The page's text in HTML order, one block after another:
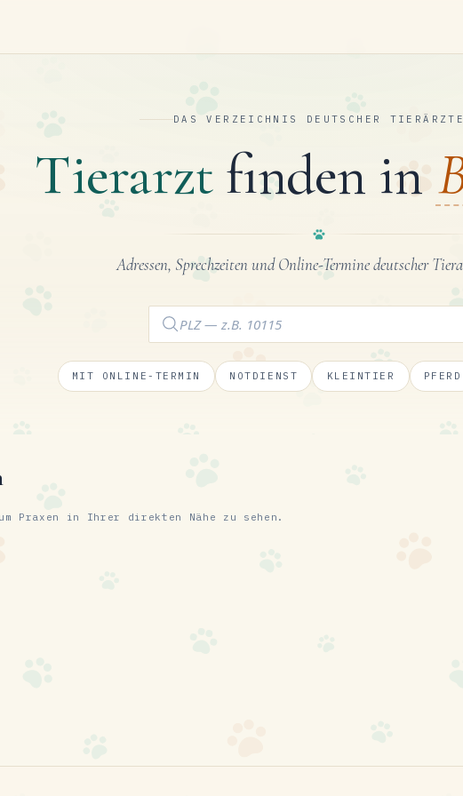
DAS VERZEICHNIS DEUTSCHER
Tierarztfinden in
Adressen, Sprechzeiten und Online-Termine deutscher
MIT ONLINE-TERMIN NOTDIENST KLEINTIER PFERD
Praxen in Ihrer direkten Nähe zu sehen.